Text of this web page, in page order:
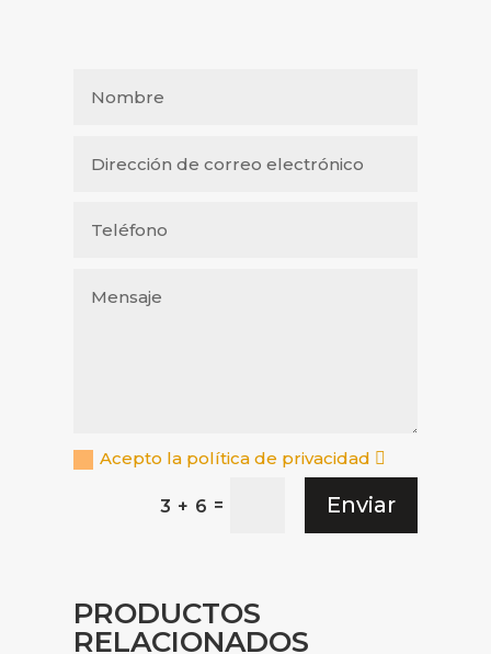
Acepto la política de privacidad
3 + 6 = Enviar
PRODUCTOS
RELACIONADOS